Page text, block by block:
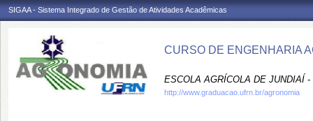
SIGAA - Sistema Integrado de Gestão de Atividades Acadêmicas
CURSO DE ENGENHARIA
ESCOLA AGRÍCOLA DE JUNDIAÍ -
http://www.graduacao.ufrn.br/agronomia